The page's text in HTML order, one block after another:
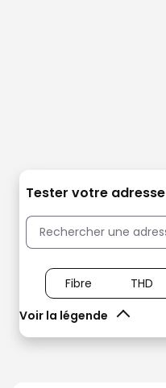
Tester votre adresse
Voir la légende
Fibre THD